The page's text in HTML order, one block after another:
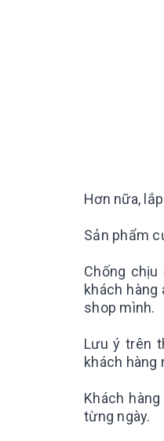
Hơn nữa,
Sản phẩm
Chống
khách
shop mình.
Lưu ý trên
khách hàng
Khách
từng ngày.